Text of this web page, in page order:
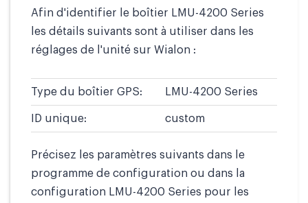
Afin d'identifier le boîtier LMU-4200 Series
les détails suivants sont à utiliser dans les
réglages de l'unité sur Wialon :
Type du boîtier GPS: LMU-4200 Series
ID unique: custom
Précisez les paramètres suivants dans le
programme de configuration ou dans la
configuration LMU-4200 Series pour les